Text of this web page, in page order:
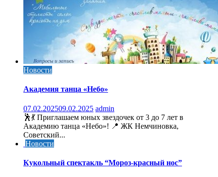
Новости
Академия танца «Небо»
07.02.202509.02.2025 admin
🕺💃 Приглашаем юных звездочек от 3 до 7 лет в
Академию танца «Небо»! 📍 ЖК Немчиновка,
Советский...
Новости
Кукольный спектакль “Мороз-красный нос”